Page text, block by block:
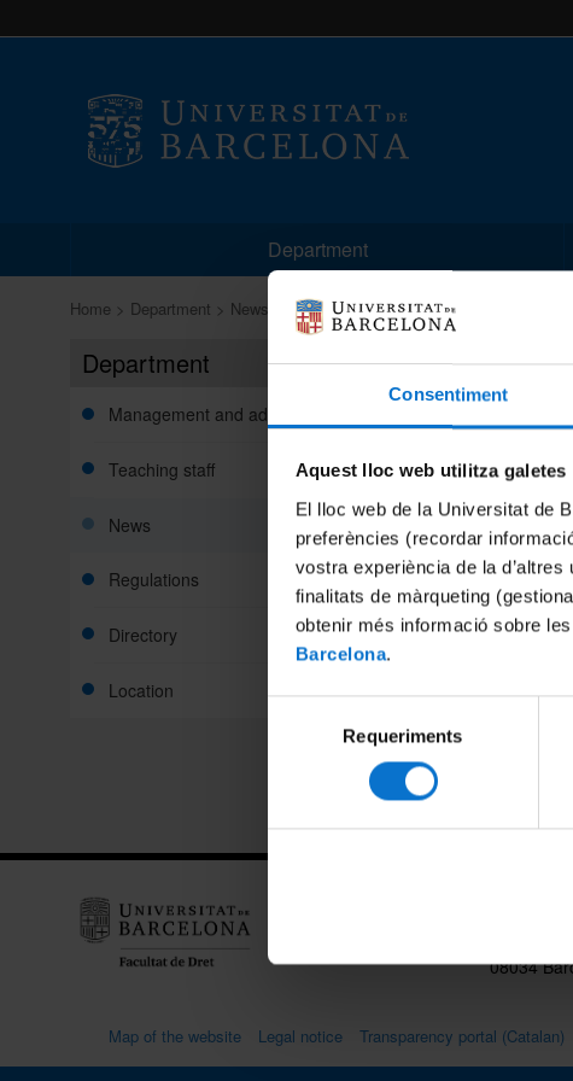
Consentiment
Aquest lloc web utilitza galetes
El lloc web de la Universitat de
preferències (recordar
vostra experiència de la
finalitats de màrqueting
obtenir més informació sobre
Barcelona.
consentiment
Requeriments
Department
Home Department News In detail
Department
Management and administration
Teaching staff
News
Regulations
Directory
Location
In detail
New
News in
08034
Map of the website Legal notice Transparency portal (Catalan)